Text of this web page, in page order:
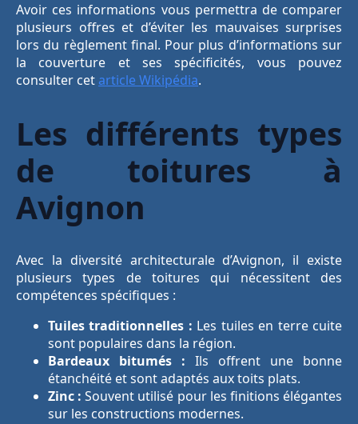
Avoir ces informations vous permettra de comparer
plusieurs offres et d’éviter les mauvaises surprises
lors du règlement final. Pour plus d’informations sur
la couverture et ses spécificités, vous pouvez
consulter cet article Wikipédia.
Les différents types
de toitures à
Avignon
Avec la diversité architecturale d’Avignon, il existe
plusieurs types de toitures qui nécessitent des
compétences spécifiques :
Tuiles traditionnelles : Les tuiles en terre cuite
sont populaires dans la région.
Bardeaux bitumés : Ils offrent une bonne
étanchéité et sont adaptés aux toits plats.
Zinc : Souvent utilisé pour les finitions élégantes
sur les constructions modernes.